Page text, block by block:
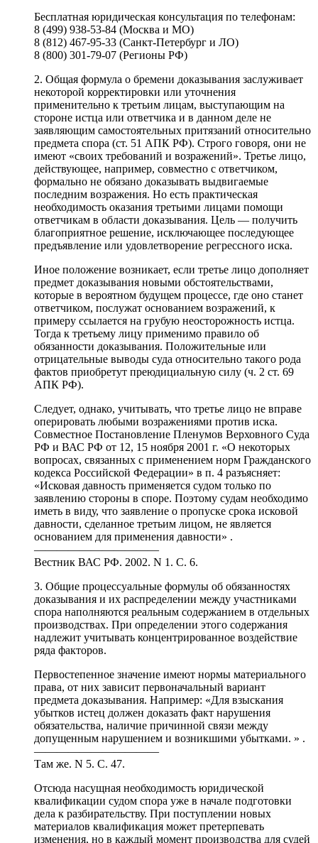
Бесплатная юридическая консультация по телефонам:
8 (499) 938-53-84 (Москва и МО)
8 (812) 467-95-33 (Санкт-Петербург и ЛО)
8 (800) 301-79-07 (Регионы РФ)
2. Общая формула о бремени доказывания заслуживает
некоторой корректировки или уточнения
применительно к третьим лицам, выступающим на
стороне истца или ответчика и в данном деле не
заявляющим самостоятельных притязаний относительно
предмета спора (ст. 51 АПК РФ). Строго говоря, они не
имеют «своих требований и возражений». Третье лицо,
действующее, например, совместно с ответчиком,
формально не обязано доказывать выдвигаемые
последним возражения. Но есть практическая
необходимость оказания третьими лицами помощи
ответчикам в области доказывания. Цель — получить
благоприятное решение, исключающее последующее
предъявление или удовлетворение регрессного иска.
Иное положение возникает, если третье лицо дополняет
предмет доказывания новыми обстоятельствами,
которые в вероятном будущем процессе, где оно станет
ответчиком, послужат основанием возражений, к
примеру ссылается на грубую неосторожность истца.
Тогда к третьему лицу применимо правило об
обязанности доказывания. Положительные или
отрицательные выводы суда относительно такого рода
фактов приобретут преюдициальную силу (ч. 2 ст. 69
АПК РФ).
Следует, однако, учитывать, что третье лицо не вправе
оперировать любыми возражениями против иска.
Совместное Постановление Пленумов Верховного Суда
РФ и ВАС РФ от 12, 15 ноября 2001 г. «О некоторых
вопросах, связанных с применением норм Гражданского
кодекса Российской Федерации» в п. 4 разъясняет:
«Исковая давность применяется судом только по
заявлению стороны в споре. Поэтому судам необходимо
иметь в виду, что заявление о пропуске срока исковой
давности, сделанное третьим лицом, не является
основанием для применения давности» .
———————————
Вестник ВАС РФ. 2002. N 1. С. 6.
3. Общие процессуальные формулы об обязанностях
доказывания и их распределении между участниками
спора наполняются реальным содержанием в отдельных
производствах. При определении этого содержания
надлежит учитывать концентрированное воздействие
ряда факторов.
Первостепенное значение имеют нормы материального
права, от них зависит первоначальный вариант
предмета доказывания. Например: «Для взыскания
убытков истец должен доказать факт нарушения
обязательства, наличие причинной связи между
допущенным нарушением и возникшими убытками. » .
———————————
Там же. N 5. С. 47.
Отсюда насущная необходимость юридической
квалификации судом спора уже в начале подготовки
дела к разбирательству. При поступлении новых
материалов квалификация может претерпевать
изменения, но в каждый момент производства для судей